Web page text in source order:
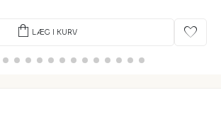
shopping_bag LÆG I KURV favorite